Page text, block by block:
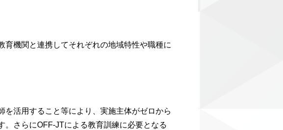
機関と連携してそれぞれの地域特性や職種に
活用すること等により、実施主体がゼロから
さらにOFF-JTによる教育訓練に必要となる